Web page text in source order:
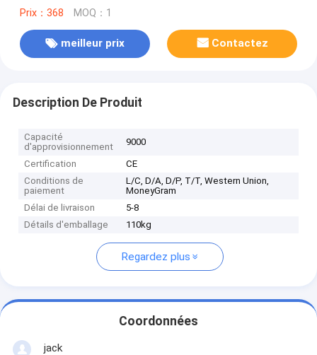
Prix：368 MOQ：1
meilleur prix Contactez
Description De Produit
Capacité
d'approvisionnement
9000
Certification
CE
Conditions de
paiement
L/C, D/A, D/P, T/T, Western Union,
MoneyGram
Délai de livraison
5-8
Détails d'emballage
110kg
Regardez plus
Coordonnées
jack